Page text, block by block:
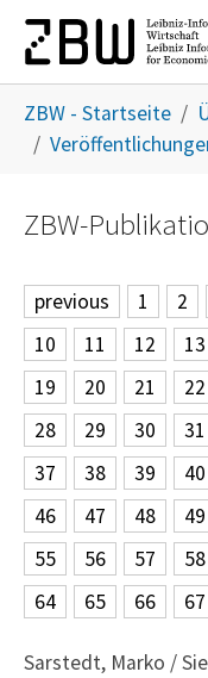
Skip to main content
ZBW - Startseite
ZBW-
previous 1 2
10
11 12 13
19
20 21 22
28
29 30 31
37
38 39 40
46
47 48 49
55
56 57 58
64
65 66 67
Sarstedt, Marko /